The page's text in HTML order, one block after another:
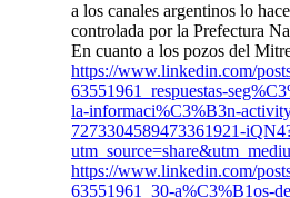
a los canales argentinos lo
controlada por la Prefectura
En cuanto a los pozos del
https://www.linkedin.com/
63551961_respuestas-
la-informaci%C3%B3n-
7273304589473361921-
https://www.linkedin.com/
63551961_30-a%C3%B1os-